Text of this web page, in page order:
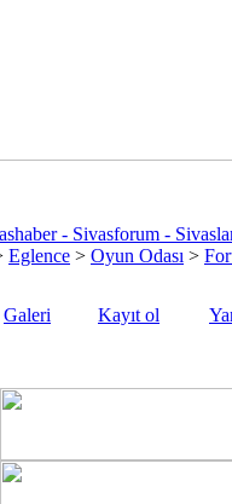
- Sivasforum -
Eglence > Oyun Odası >
Galeri Kayıt ol